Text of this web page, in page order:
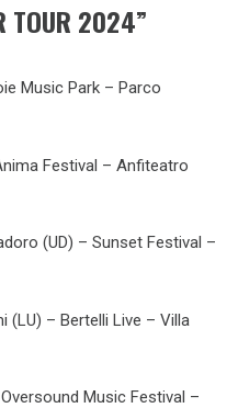
TOUR 2024”
Music Park – Parco
Festival – Anfiteatro
(UD) – Sunset Festival –
(LU) – Bertelli Live – Villa
Music Festival –